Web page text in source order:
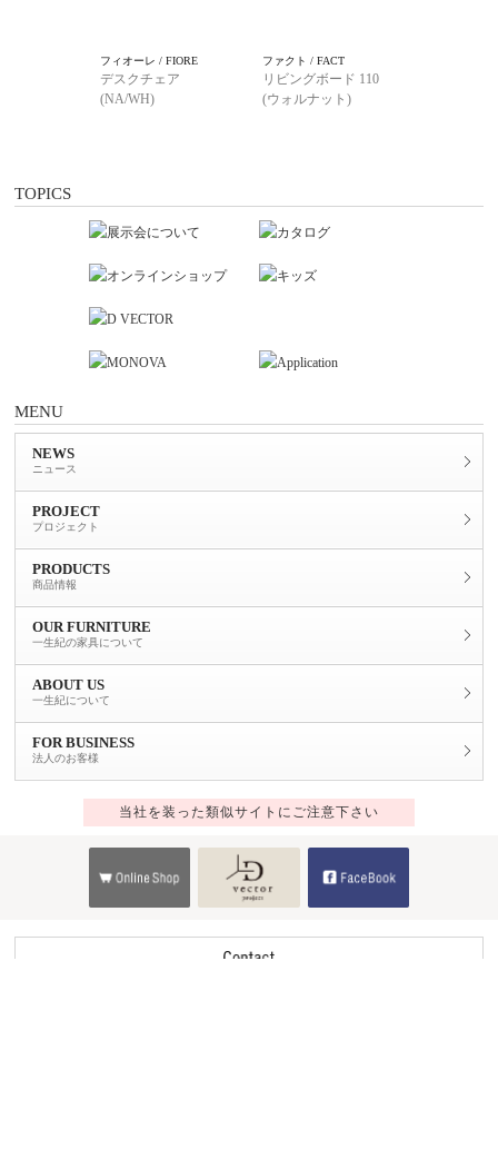
フィオーレ / FIORE
デスクチェア
(NA/WH)
ファクト / FACT
リビングボード 110
(ウォルナット)
TOPICS
MENU
NEWS
ニュース
PROJECT
プロジェクト
PRODUCTS
商品情報
OUR FURNITURE
一生紀の家具について
ABOUT US
一生紀について
FOR BUSINESS
法人のお客様
当社を装った類似サイトにご注意下さい